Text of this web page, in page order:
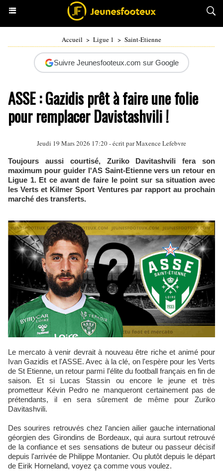
Accueil > Ligue 1 > Saint-Etienne
Suivre Jeunesfooteux.com sur Google
ASSE : Gazidis prêt à faire une folie
pour remplacer Davistashvili !
Jeudi 19 Mars 2026 17:20 - écrit par Maxence Lefebvre
Toujours aussi courtisé, Zuriko Davitashvili fera son
maximum pour guider l'AS Saint-Etienne vers un retour en
Ligue 1. Et ce avant de faire le point sur sa situation avec
les Verts et Kilmer Sport Ventures par rapport au prochain
marché des transferts.
Le mercato à venir devrait à nouveau être riche et animé pour
Ivan Gazidis et l'ASSE. Avec à la clé, on l'espère pour les Verts
de St Etienne, un retour parmi l'élite du football français en fin de
saison. Et si Lucas Stassin ou encore le jeune et très
prometteur Kévin Pedro ne manqueront certainement pas de
prétendants, il en sera sûrement de même pour Zuriko
Davitashvili.
Des sourires retrouvés chez l'ancien ailier gauche international
géorgien des Girondins de Bordeaux, qui aura surtout retrouvé
de la confiance et ses sensations de buteur ou passeur décisif
depuis l'arrivée de Philippe Montanier. Ou plutôt depuis le départ
de Eirik Horneland, voyez ça comme vous voulez.